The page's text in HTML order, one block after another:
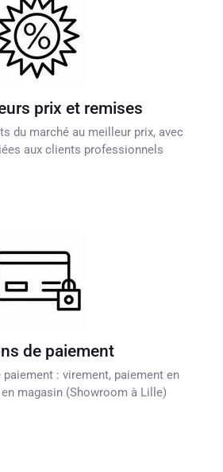
prix et remises
du marché au meilleur prix, avec
aux clients professionnels
de paiement
: virement, paiement en
magasin (Showroom à Lille)